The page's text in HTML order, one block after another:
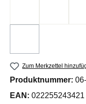
Zum Merkzettel
Produktnummer:
EAN: 022255243421